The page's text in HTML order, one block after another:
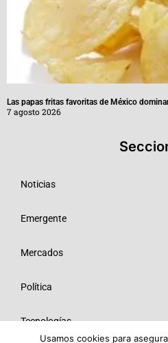
Las papas fritas favoritas de México
7 agosto 2026
Noticias
Emergente
Mercados
Política
Tecnologías
Usamos cookies para